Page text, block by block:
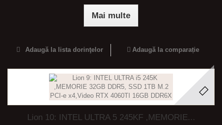
Mai multe
Adaugă la lista dorinţelor Adaugă la comparație
Lion 10: INTEL ULTRA 5 245KF ,MEMORIE...